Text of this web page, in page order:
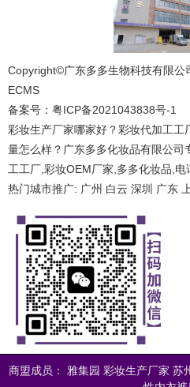
Copyright©广东多多生物科技有限公
ECMS
备案号： 粤ICP备2021043838号-1
彩妆生产厂家哪家好？彩妆代加工
量怎么样？广东多多化妆品有限公司
工工厂,彩妆OEM厂家,多多化妆品,
热门城市推广: 广州 白云 深圳 广东
商盟成员： 雅集园 彩妆生产厂家 苏